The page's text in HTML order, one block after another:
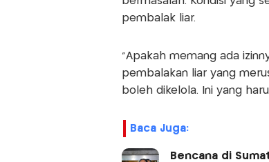
pembalak liar.
“Apakah memang ada
pembalakan liar yang
boleh dikelola. Ini yang
Baca Juga:
Bencana di